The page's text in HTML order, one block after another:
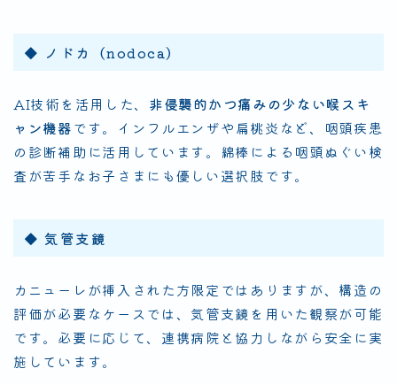
◆ ノドカ（nodoca）
AI技術を活用した、 非侵襲的かつ痛みの少ない喉スキ
ャン機器です。インフルエンザや扁桃炎など、咽頭疾患
の診断補助に活用しています。綿棒による咽頭ぬぐい検
査が苦手なお子さまにも優しい選択肢です。
◆ 気管支鏡
カニューレが挿入された方限定ではありますが、構造の
評価が必要なケースでは、気管支鏡を用いた観察が可能
です。必要に応じて、連携病院と協力しながら安全に実
施しています。